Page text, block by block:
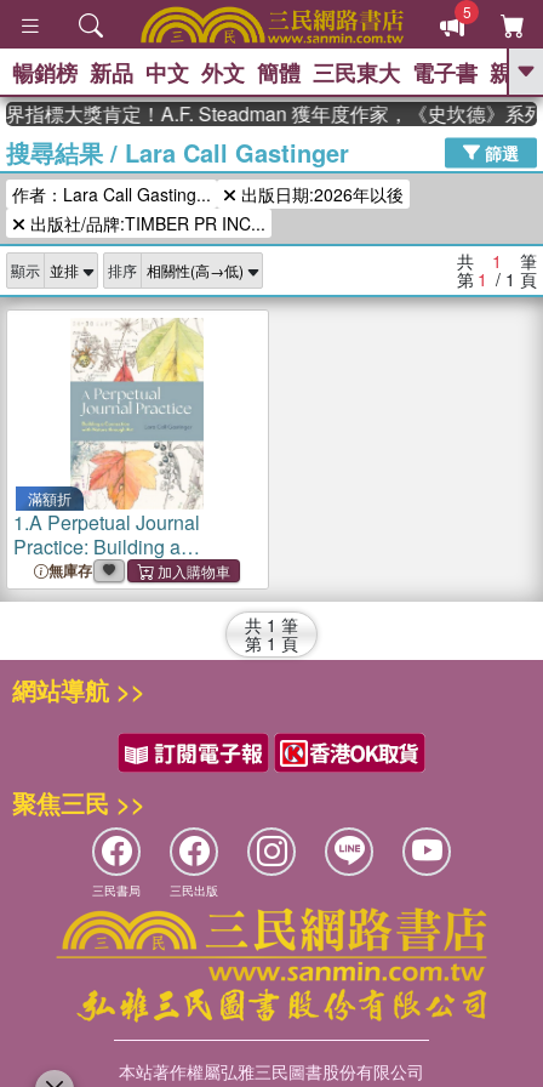
5
GO
熱搜： 東野圭吾 高希均教授回憶錄
、 The Odyssey 、 父親節 、 如果歷
史是一群喵 、 暑期推薦
獎 臺灣漫遊錄
登輝時代 、 數學女孩：黎曼猜想 、
偉大的迷走神經
暢銷榜 新品 中文 外文 簡體 三民東大 電子書 親子
指標大獎肯定！A.F. Steadman 獲年度作家，《史坎德》系
搜尋結果/ Lara Call Gastinger
篩選
作者：Lara Call Gasting...
出版日期:2026年以後
出版社/品牌:TIMBER PR INC...
顯示 排序 共 1 筆
第 1 / 1 頁
滿額折
1.A Perpetual Journal
Practice: Building a
Connection with Nature
Through Art
無庫存
共 1 筆
第 1 頁
網站導航 >>
聚焦三民 >>
三民書局 三民出版
本站著作權屬弘雅三民圖書股份有限公司